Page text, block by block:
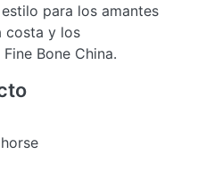
para los amantes
costa y los
Bone China.